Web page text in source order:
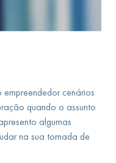
cenários
quando o assunto
algumas
na sua tomada de